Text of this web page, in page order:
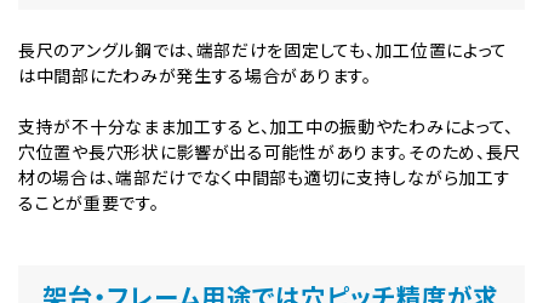
長尺のアングル鋼では、端部だけを固定しても、加工位置によって
は中間部にたわみが発生する場合があります。
支持が不十分なまま加工すると、加工中の振動やたわみによって、
穴位置や長穴形状に影響が出る可能性があります。そのため、長尺
材の場合は、端部だけでなく中間部も適切に支持しながら加工す
ることが重要です。
架台・フレーム用途では穴ピッチ精度が求